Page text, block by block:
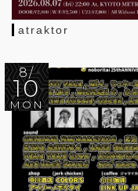
atraktor
8/
10
MON